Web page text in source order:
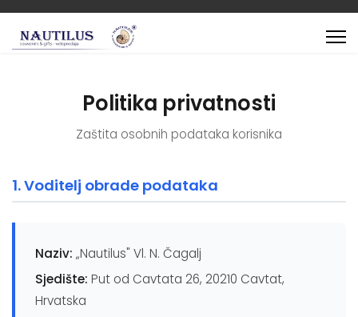
Politika privatnosti
Zaštita osobnih podataka korisnika
1. Voditelj obrade podataka
Naziv: „Nautilus" Vl. N. Čagalj
Sjedište: Put od Cavtata 26, 20210 Cavtat,
Hrvatska